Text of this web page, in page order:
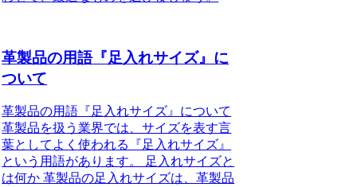
革製品の用語『足入れサイズ』に
ついて
革製品の用語『足入れサイズ』について
革製品を扱う業界では、サイズを表す言
葉としてよく使われる『足入れサイズ』
という用語があります。 足入れサイズと
は何か 革製品の足入れサイズは、革製品